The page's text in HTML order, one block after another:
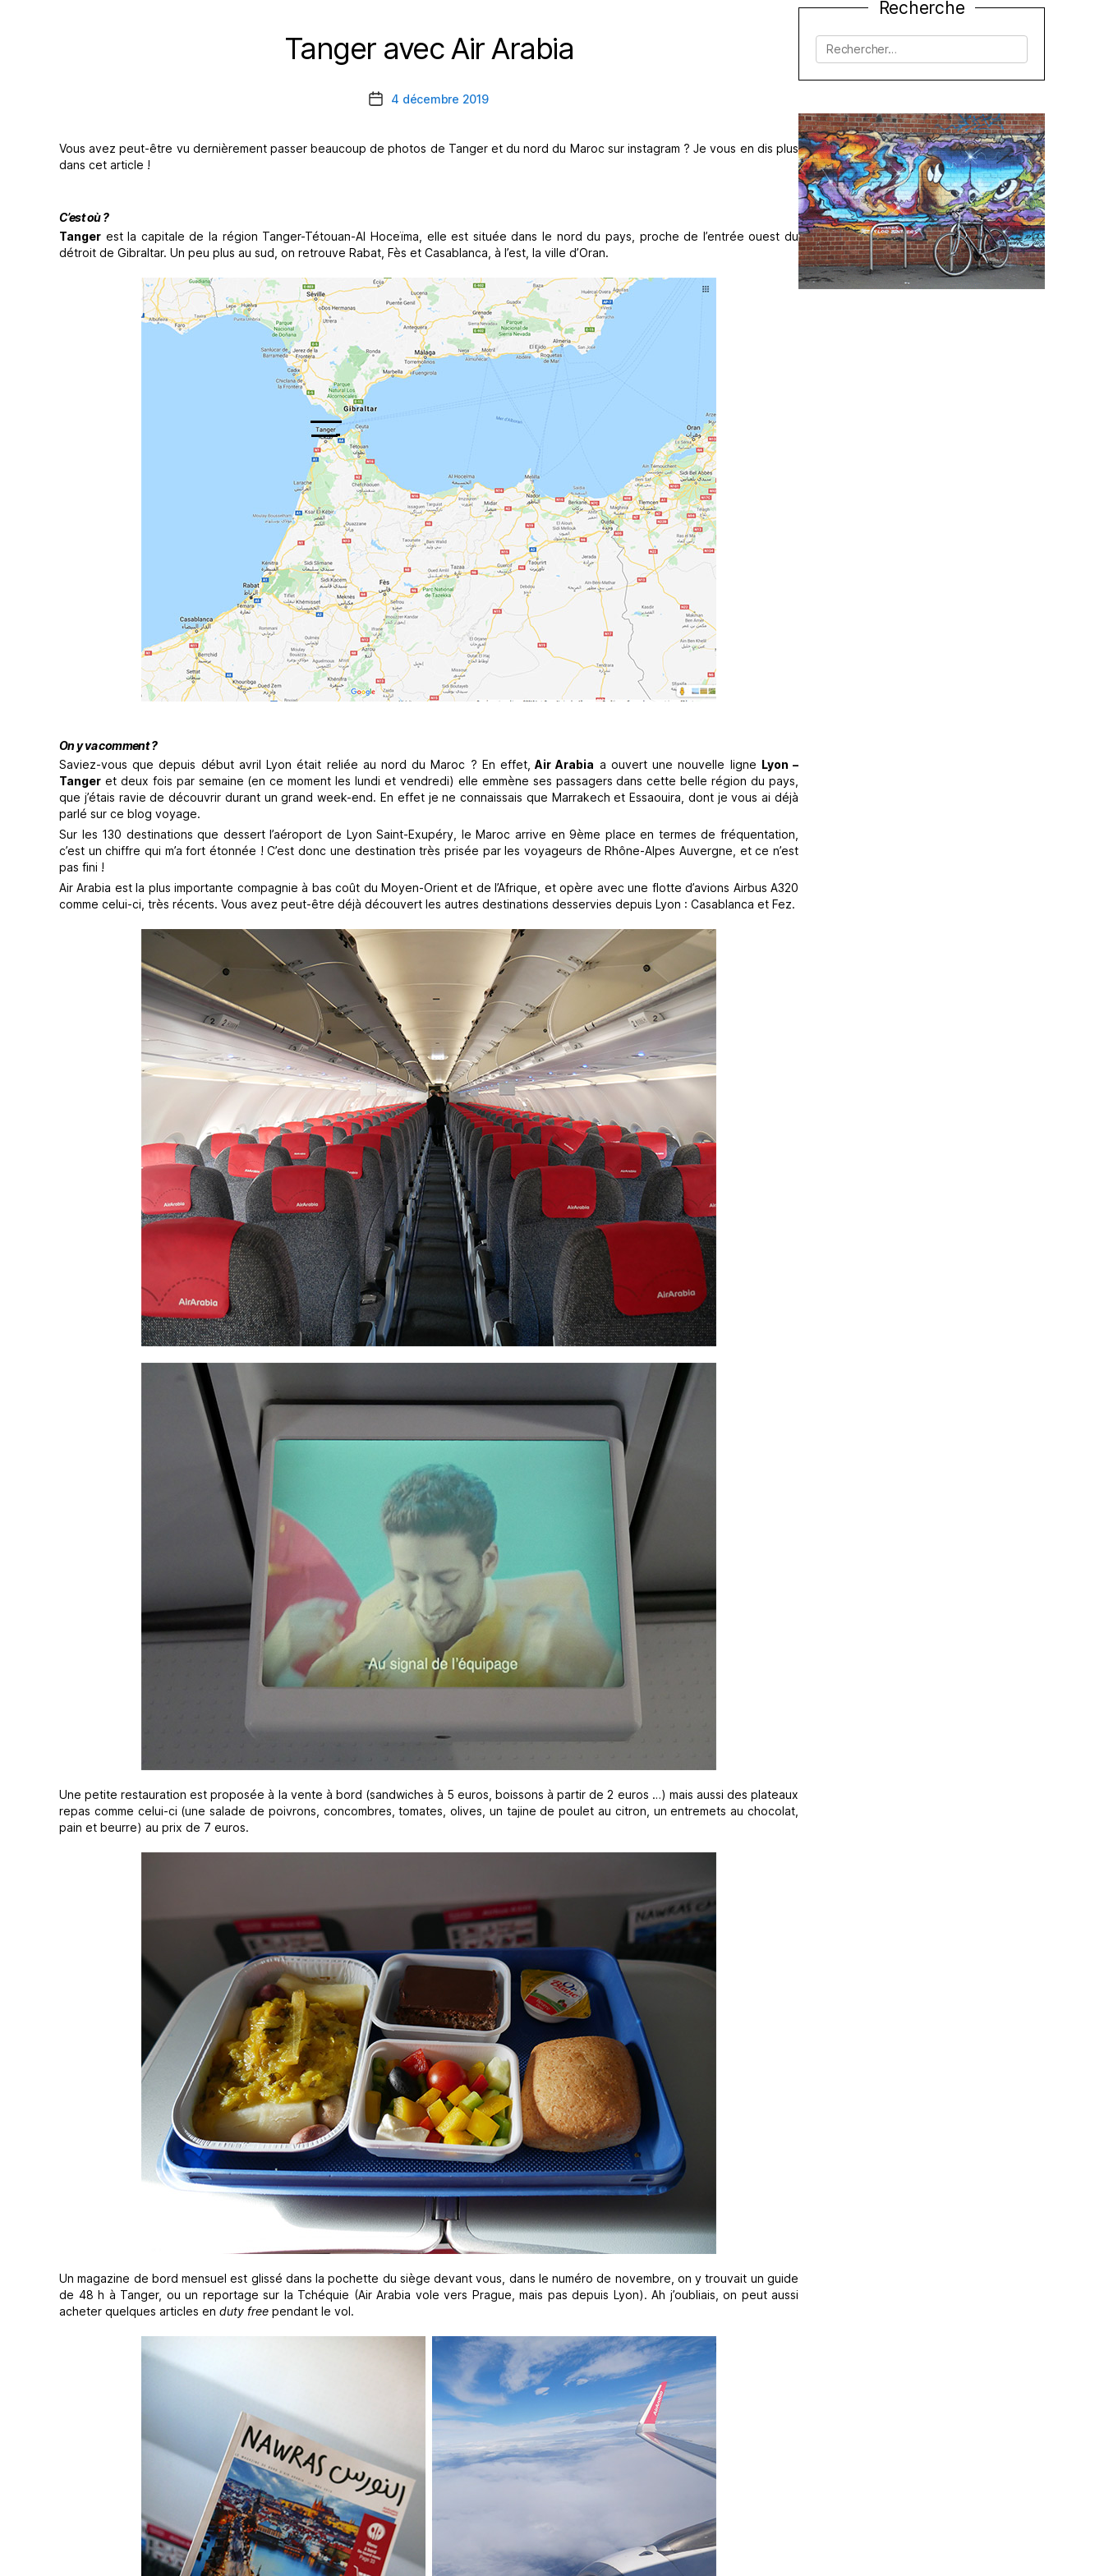
Catégories
Tanger avec Air Arabia
Date4 décembre 2019
Vous avez peut-être vu dernièrement passer beaucoup de photos de Tanger et du nord du Maroc sur instagram ? Je vous en dis plus
dans cet article !
C’est où ?
Tanger est la capitale de la région Tanger-Tétouan-Al Hoceïma, elle est située dans le nord du pays, proche de l’entrée ouest du
détroit de Gibraltar. Un peu plus au sud, on retrouve Rabat, Fès et Casablanca, à l’est, la ville d’Oran.
On y va comment ?
Saviez-vous que depuis début avril Lyon était reliée au nord du Maroc ? En effet, Air Arabia a ouvert une nouvelle ligne Lyon –
Tanger et deux fois par semaine (en ce moment les lundi et vendredi) elle emmène ses passagers dans cette belle région du pays,
que j’étais ravie de découvrir durant un grand week-end. En effet je ne connaissais que Marrakech et Essaouira, dont je vous ai déjà
parlé sur ce blog voyage.
Sur les 130 destinations que dessert l’aéroport de Lyon Saint-Exupéry, le Maroc arrive en 9ème place en termes de fréquentation,
c’est un chiffre qui m’a fort étonnée ! C’est donc une destination très prisée par les voyageurs de Rhône-Alpes Auvergne, et ce n’est
pas fini !
Air Arabia est la plus importante compagnie à bas coût du Moyen-Orient et de l’Afrique, et opère avec une flotte d’avions Airbus A320
comme celui-ci, très récents. Vous avez peut-être déjà découvert les autres destinations desservies depuis Lyon : Casablanca et Fez.
Une petite restauration est proposée à la vente à bord (sandwiches à 5 euros, boissons à partir de 2 euros …) mais aussi des plateaux
repas comme celui-ci (une salade de poivrons, concombres, tomates, olives, un tajine de poulet au citron, un entremets au chocolat,
pain et beurre) au prix de 7 euros.
Un magazine de bord mensuel est glissé dans la pochette du siège devant vous, dans le numéro de novembre, on y trouvait un guide
de 48 h à Tanger, ou un reportage sur la Tchéquie (Air Arabia vole vers Prague, mais pas depuis Lyon). Ah j’oubliais, on peut aussi
acheter quelques articles en duty free pendant le vol.
Recherche
Rechercher :